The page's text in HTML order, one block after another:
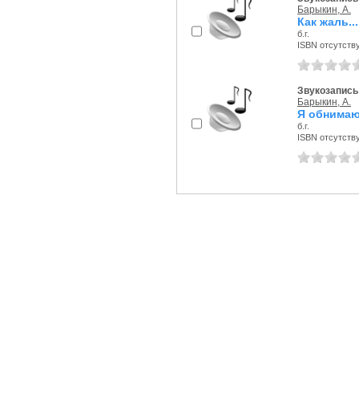
Барыкин, А.
Как жаль...
б.г.
ISBN
Барыкин, А.
Я
б.г.
ISBN